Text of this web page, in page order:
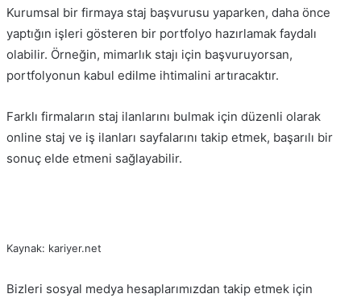
Kurumsal bir firmaya staj başvurusu yaparken, daha önce
yaptığın işleri gösteren bir portfolyo hazırlamak faydalı
olabilir. Örneğin, mimarlık stajı için başvuruyorsan,
portfolyonun kabul edilme ihtimalini artıracaktır.
Farklı firmaların staj ilanlarını bulmak için düzenli olarak
online staj ve iş ilanları sayfalarını takip etmek, başarılı bir
sonuç elde etmeni sağlayabilir.
Kaynak: kariyer.net
Bizleri sosyal medya hesaplarımızdan takip etmek için